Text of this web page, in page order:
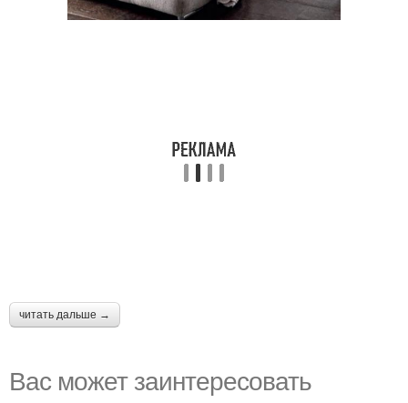
читать дальше →
Вас может заинтересовать